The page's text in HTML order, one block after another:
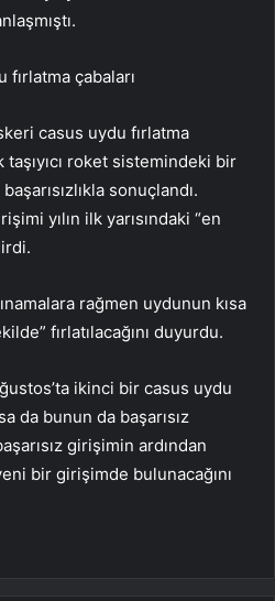
fırlatma çabaları
casus uydu fırlatma
roket sistemindeki bir
sonuçlandı.
yılın ilk yarısındaki “en
rağmen uydunun kısa
fırlatılacağını duyurdu.
ikinci bir casus uydu
da bunun da başarısız
girişimin ardından
bir girişimde bulunacağını